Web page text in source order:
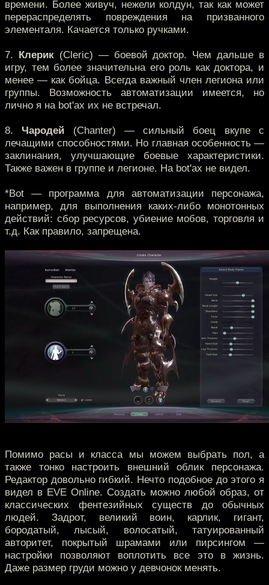
времени. Более живуч, нежели колдун, так как может
перераспределять повреждения на призванного
элементаля. Качается только ручками.
7. Клерик(Cleric) — боевой доктор. Чем дальше в
игру, тем более значительна его роль как доктора, и
менее — как бойца. Всегда важный член легиона или
группы. Возможность автоматизации имеется, но
лично я на bot'ах их не встречал.
8. Чародей (Chanter) — сильный боец вкупе с
лечащими способностями. Но главная особенность —
заклинания, улучшающие боевые характеристики.
Также важен в группе и легионе. На bot'ах не видел.
*Bot — программа для автоматизации персонажа,
например, для выполнения каких-либо монотонных
действий: сбор ресурсов, убиение мобов, торговля и
т.д. Как правило, запрещена.
Помимо расы и класса мы можем выбрать пол, а
также тонко настроить внешний облик персонажа.
Редактор довольно гибкий. Нечто подобное до этого я
видел в EVE Online. Создать можно любой образ, от
классических фентезийных существ до обычных
людей. Задрот, великий воин, карлик, гигант,
бородатый, лысый, волосатый, татуированный
авторитет, покрытый шрамами или пирсингом —
настройки позволяют воплотить все это в жизнь.
Даже размер груди можно у девчонок менять.